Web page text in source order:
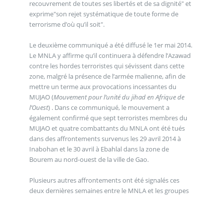
recouvrement de toutes ses libertés et de sa dignité" et
exprime"son rejet systématique de toute forme de
terrorisme d’où qu’il soit".
Le deuxième communiqué a été diffusé le 1er mai 2014.
Le MNLA y affirme qu’il continuera à défendre l’Azawad
contre les hordes terroristes qui sévissent dans cette
zone, malgré la présence de l’armée malienne, afin de
mettre un terme aux provocations incessantes du
MUJAO (Mouvement pour l’unité du jihad en Afrique de
l’Ouest) . Dans ce communiqué, le mouvement a
également confirmé que sept terroristes membres du
MUJAO et quatre combattants du MNLA ont été tués
dans des affrontements survenus les 29 avril 2014 à
Inabohan et le 30 avril à Ebahlal dans la zone de
Bourem au nord-ouest de la ville de Gao.
Plusieurs autres affrontements ont été signalés ces
deux dernières semaines entre le MNLA et les groupes